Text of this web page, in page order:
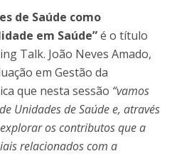
de Saúde como
em Saúde”é o título
Talk. João Neves Amado,
em Gestão da
que nesta sessão “vamos
Unidades de Saúde e, através
os contributos que a
relacionados com a